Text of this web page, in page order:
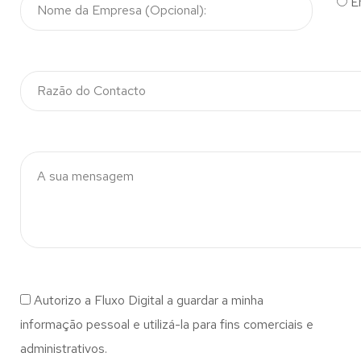
Autorizo a Fluxo Digital a guardar a minha
informação pessoal e utilizá-la para fins comerciais e
administrativos.